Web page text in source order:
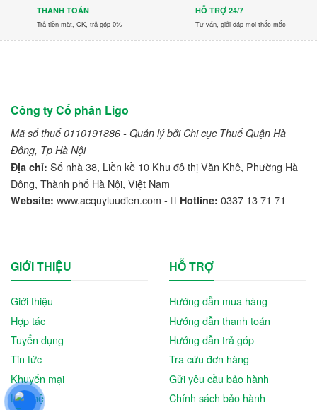
THANH TOÁN
Trả tiền mặt, CK, trả góp 0%
HỖ TRỢ 24/7
Tư vấn, giải đáp mọi thắc mắc
Công ty Cổ phần Ligo
Mã số thuế 0110191886 - Quản lý bởi Chi cục Thuế Quận Hà
Đông, Tp Hà Nội
Địa chỉ: Số nhà 38, Liền kề 10 Khu đô thị Văn Khê, Phường Hà
Đông, Thành phố Hà Nội, Việt Nam
Website: www.acquyluudien.com - Hotline: 0337 13 71 71
GIỚI THIỆU
Giới thiệu
Hợp tác
Tuyển dụng
Tin tức
Khuyến mại
Liên hệ
HỖ TRỢ
Hướng dẫn mua hàng
Hướng dẫn thanh toán
Hướng dẫn trả góp
Tra cứu đơn hàng
Gửi yêu cầu bảo hành
Chính sách bảo hành